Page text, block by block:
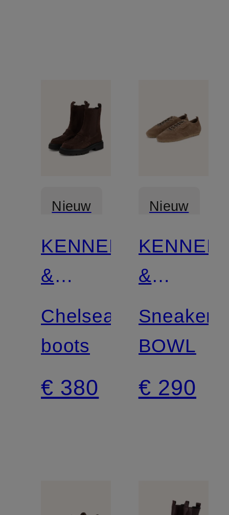
Nieuw
Gecertificeerd
KENNEL
&
SCHMENGER
Chelsea
boots
€ 380
Nieuw
KENNEL
&
Sneakers
BOWL
€ 290